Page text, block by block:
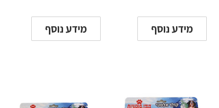
מידע נוסף מידע נוסף